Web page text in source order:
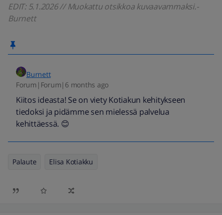
EDIT: 5.1.2026 // Muokattu otsikkoa kuvaavammaksi.-
Burnett
Burnett
Forum|Forum|6 months ago
Kiitos ideasta! Se on viety Kotiakun kehitykseen
tiedoksi ja pidämme sen mielessä palvelua
kehittäessä. 😊
Palaute Elisa Kotiakku